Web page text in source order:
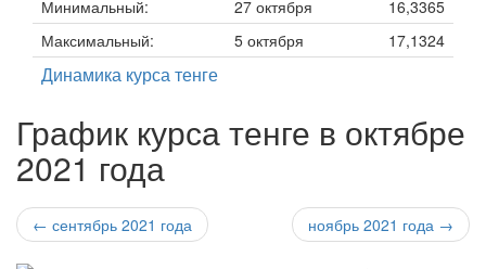
Минимальный:
27 октября
16,3365
Максимальный:
5 октября 17,1324
Динамика курса тенге
График курса тенге в октябре
2021 года
← сентябрь 2021 года ноябрь 2021 года →